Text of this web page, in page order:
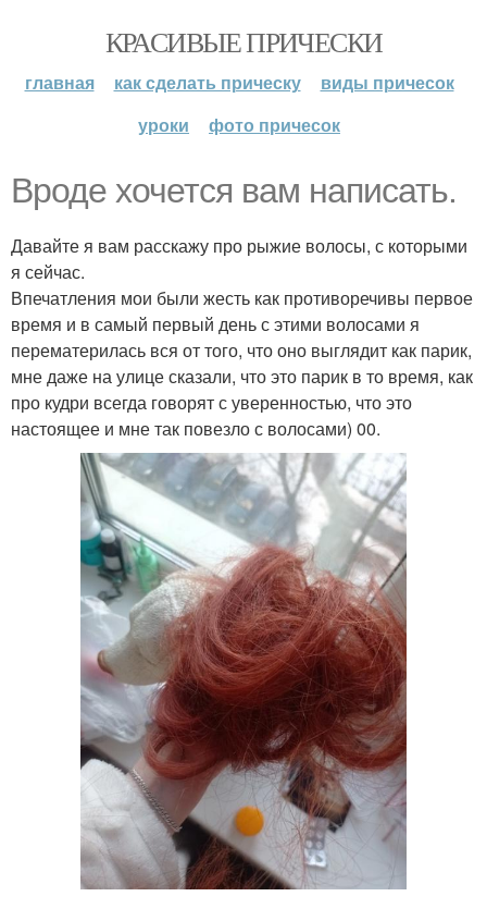
КРАСИВЫЕ ПРИЧЕСКИ
главная как сделать прическу
виды причесок
уроки
фото причесок
Вроде хочется вам написать.
Давайте я вам расскажу про рыжие волосы, с которыми
я сейчас.
Впечатления мои были жесть как противоречивы первое
время и в самый первый день с этими волосами я
перематерилась вся от того, что оно выглядит как парик,
мне даже на улице сказали, что это парик в то время, как
про кудри всегда говорят с уверенностью, что это
настоящее и мне так повезло с волосами) 00.